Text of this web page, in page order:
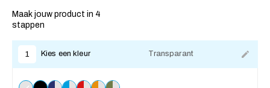
Maak jouw product in 4
stappen
1 Kies een kleur Transparant